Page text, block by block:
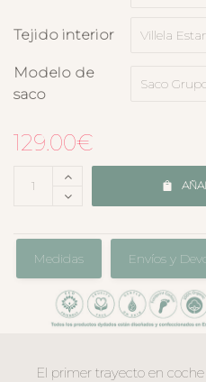
Tejido interior
Modelo de
saco
129.00€
Medidas Envíos y
El primer trayecto en